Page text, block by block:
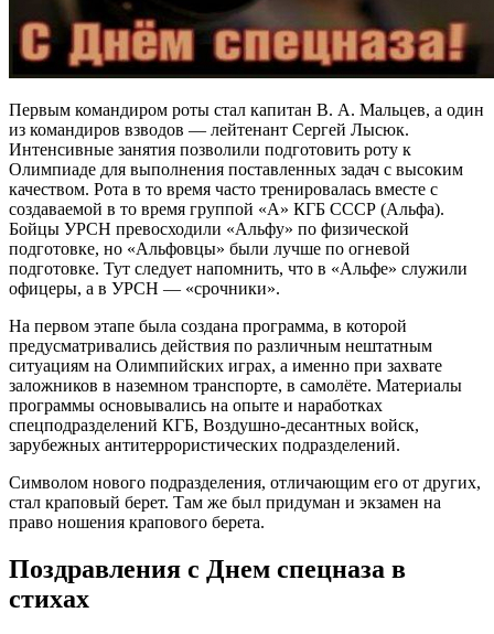
Первым командиром роты стал капитан В. А. Мальцев, а один
из командиров взводов — лейтенант Сергей Лысюк.
Интенсивные занятия позволили подготовить роту к
Олимпиаде для выполнения поставленных задач с высоким
качеством. Рота в то время часто тренировалась вместе с
создаваемой в то время группой «А» КГБ СССР (Альфа).
Бойцы УРСН превосходили «Альфу» по физической
подготовке, но «Альфовцы» были лучше по огневой
подготовке. Тут следует напомнить, что в «Альфе» служили
офицеры, а в УРСН — «срочники».
На первом этапе была создана программа, в которой
предусматривались действия по различным нештатным
ситуациям на Олимпийских играх, а именно при захвате
заложников в наземном транспорте, в самолёте. Материалы
программы основывались на опыте и наработках
спецподразделений КГБ, Воздушно-десантных войск,
зарубежных антитеррористических подразделений.
Символом нового подразделения, отличающим его от других,
стал краповый берет. Там же был придуман и экзамен на
право ношения крапового берета.
Поздравления с Днем спецназа в
стихах